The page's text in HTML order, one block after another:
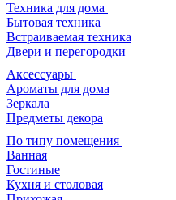
Техника для дома
Бытовая техника
Встраиваемая техника
Двери и перегородки
Аксессуары
Ароматы для дома
Зеркала
Предметы декора
По типу помещения
Ванная
Гостиные
Кухня и столовая